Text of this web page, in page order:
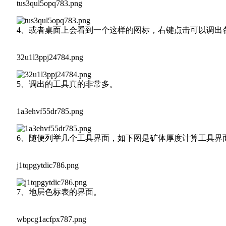
tus3qul5opq783.png
4、或者桌面上会看到一个这样的图标，右键点击可以调出
32u1l3ppj24784.png
5、调出的工具真的非常多。
1a3ehvf55dr785.png
6、随便列举几个工具界面，如下图是矿体厚度计算工具界
j1tqpgytdic786.png
7、地层色标表的界面。
wbpcg1acfpx787.png